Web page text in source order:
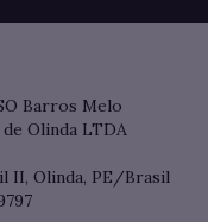
Barros Melo
Olinda LTDA
II, Olinda, PE/Brasil